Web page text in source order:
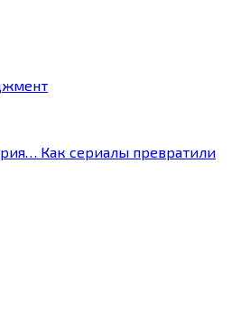
Как сериалы превратили